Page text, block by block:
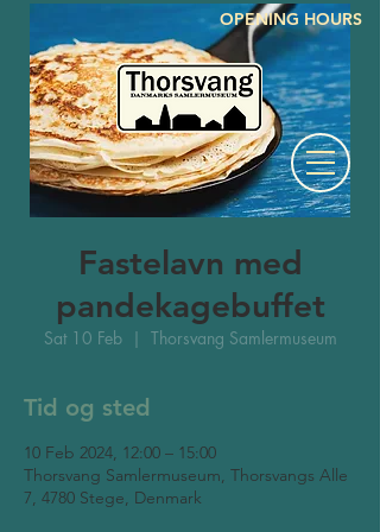
OPENING HOURS
Fastelavn med
pandekagebuffet
Sat 10 Feb
  |
Thorsvang Samlermuseum
Tid og sted
10 Feb 2024, 12:00 – 15:00
Thorsvang Samlermuseum, Thorsvangs Alle
7, 4780 Stege, Denmark